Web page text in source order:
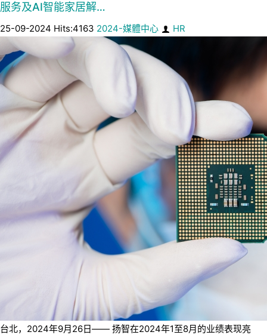
服务及AI智能家居解…
25-09-2024 Hits:4163 2024-媒體中心 HR
台北，2024年9月26日—— 扬智在2024年1至8月的业绩表现亮